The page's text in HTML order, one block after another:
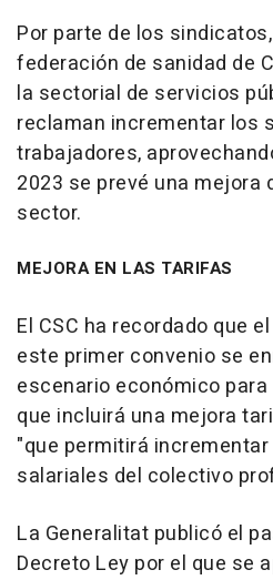
Por parte de los
federación de sanidad de
la sectorial de servicios
reclaman incrementar los
trabajadores,
2023 se prevé una mejora
sector.
MEJORA EN LAS TARIFAS
El CSC ha recordado que
este primer convenio se
escenario económico
que incluirá una mejora
"que permitirá
salariales del colectivo
La Generalitat publicó el
Decreto Ley por el que se